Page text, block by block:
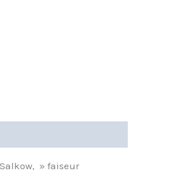
» faiseur